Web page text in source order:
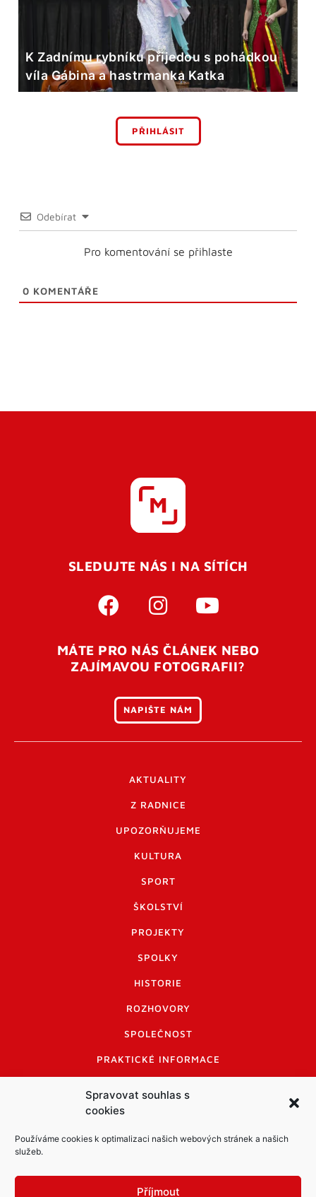
Spravovat souhlas s
cookies
Používáme cookies k optimalizaci našich webových stránek a našich
služeb.
Příjmout
K Zadnímu rybníku přijedou s pohádkou
víla Gábina a hastrmanka Katka
PŘIHLÁSIT
Odebírat
Pro komentování se přihlaste
0 KOMENTÁŘE
SLEDUJTE NÁS I NA SÍTÍCH
MÁTE PRO NÁS ČLÁNEK NEBO
ZAJÍMAVOU FOTOGRAFII?
NAPIŠTE NÁM
AKTUALITY
Z RADNICE
UPOZORŇUJEME
KULTURA
SPORT
ŠKOLSTVÍ
PROJEKTY
SPOLKY
HISTORIE
ROZHOVORY
SPOLEČNOST
PRAKTICKÉ INFORMACE
INFORMACE A KODEX DISKUTUJÍCÍCH
LOGO A LOGO MANUÁL